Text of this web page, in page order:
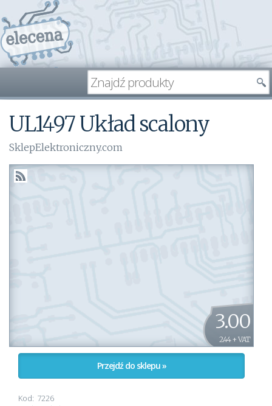
UL1497 Układ scalony
SklepElektroniczny.com
3.00
2.44 + VAT
Przejdź do sklepu »
Kod: 7226